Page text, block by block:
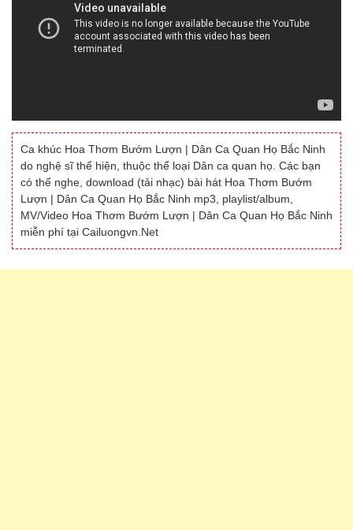
Ca khúc Hoa Thơm Bướm Lượn | Dân Ca Quan Họ Bắc Ninh
do nghệ sĩ thể hiện, thuộc thể loại Dân ca quan họ. Các bạn
có thể nghe, download (tải nhạc) bài hát Hoa Thơm Bướm
Lượn | Dân Ca Quan Họ Bắc Ninh mp3, playlist/album,
MV/Video Hoa Thơm Bướm Lượn | Dân Ca Quan Họ Bắc Ninh
miễn phí tại Cailuongvn.Net